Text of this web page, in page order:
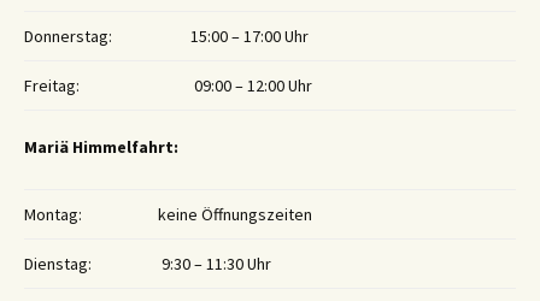
Donnerstag: 15:00 – 17:00 Uhr
Freitag: 09:00 – 12:00 Uhr
Mariä Himmelfahrt:
Montag: keine Öffnungszeiten
Dienstag: 9:30 – 11:30 Uhr